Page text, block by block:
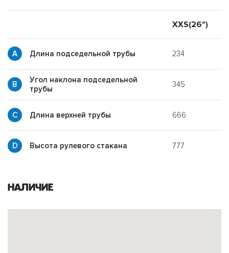
XXS(26")
Длина подседельной трубы 234
Угол наклона подседельной
трубы
345
Длина верхней трубы 666
Высота рулевого стакана 777
Наличие